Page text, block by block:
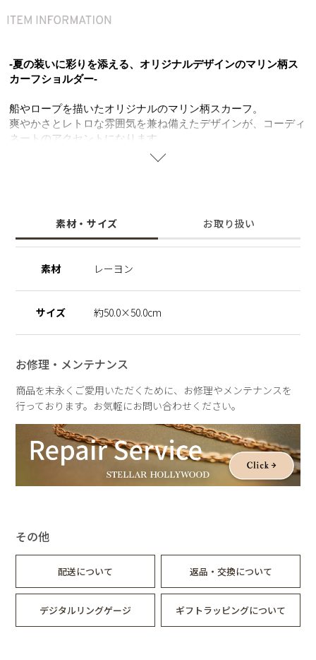
-夏の装いに彩りを添える、オリジナルデザインのマリン柄ス
カーフショルダー-
船やロープを描いたオリジナルのマリン柄スカーフ。
爽やかさとレトロな雰囲気を兼ね備えたデザインが、コーディ
ネートのアクセントになります。
お手持ちのプティポーチチェーン付きiPhoneケースのストラッ
るアイテムです。
レーヨンはしわがつきやすいデリケートな素材です。
れの状態での取り扱いはお避けください。
素材・サイズ お取り扱い
素材 レーヨン
サイズ 約50.0×50.0cm
お修理・メンテナンス
商品を末永くご愛用いただくために、お修理やメンテナンスを
行っております。お気軽にお問い合わせください。
その他
配送について 返品・交換について
デジタルリングゲージ ギフトラッピングについて